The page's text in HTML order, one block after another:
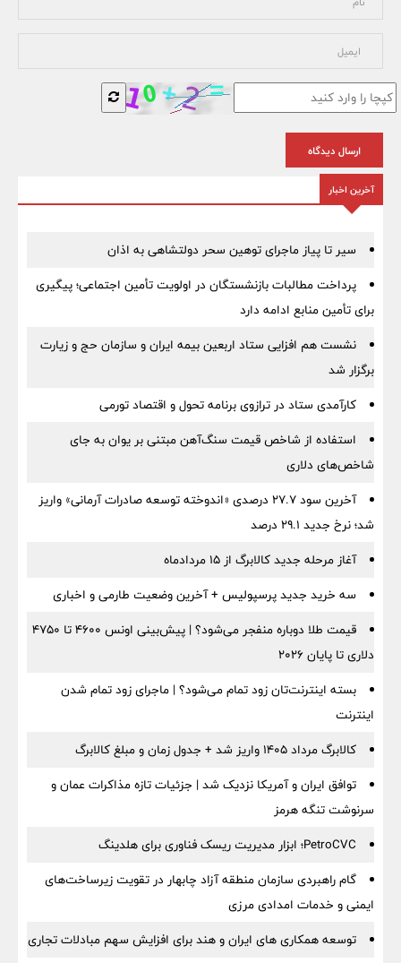
ارسال دیدگاه
آخرین اخبار
سیر تا پیاز ماجرای توهین سحر دولتشاهی به اذان
پرداخت مطالبات بازنشستگان در اولویت تأمین اجتماعی؛ پیگیری
برای تأمین منابع ادامه دارد
نشست هم افزایی ستاد اربعین بیمه ایران و سازمان حج و زیارت
برگزار شد
کارآمدی ستاد در ترازوی برنامه تحول و اقتصاد تورمی
استفاده از شاخص قیمت سنگ‌آهن مبتنی بر یوان به جای
شاخص‌های دلاری
آخرین سود ۲۷.۷ درصدی «اندوخته توسعه صادرات آرمانی» واریز
شد؛ نرخ جدید ۲۹.۱ درصد
آغاز مرحله جدید کالابرگ از ۱۵ مردادماه
سه خرید جدید پرسپولیس + آخرین وضعیت طارمی و اخباری
قیمت طلا دوباره منفجر می‌شود؟ | پیش‌بینی اونس ۴۶۰۰ تا ۴۷۵۰
دلاری تا پایان ۲۰۲۶
بسته اینترنت‌تان زود تمام می‌شود؟ | ماجرای زود تمام شدن
اینترنت
کالابرگ مرداد ۱۴۰۵ واریز شد + جدول زمان و مبلغ کالابرگ
توافق ایران و آمریکا نزدیک شد | جزئیات تازه مذاکرات عمان و
سرنوشت تنگه هرمز
PetroCVC؛ ابزار مدیریت ریسک فناوری برای هلدینگ
گام راهبردی سازمان منطقه آزاد چابهار در تقویت زیرساخت‌های
ایمنی و خدمات امدادی مرزی
توسعه همکاری های ایران و هند برای افزایش سهم مبادلات تجاری